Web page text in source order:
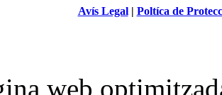
Avís Legal| Poltíca de
web